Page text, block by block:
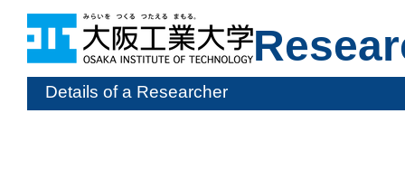
Details of a Researcher